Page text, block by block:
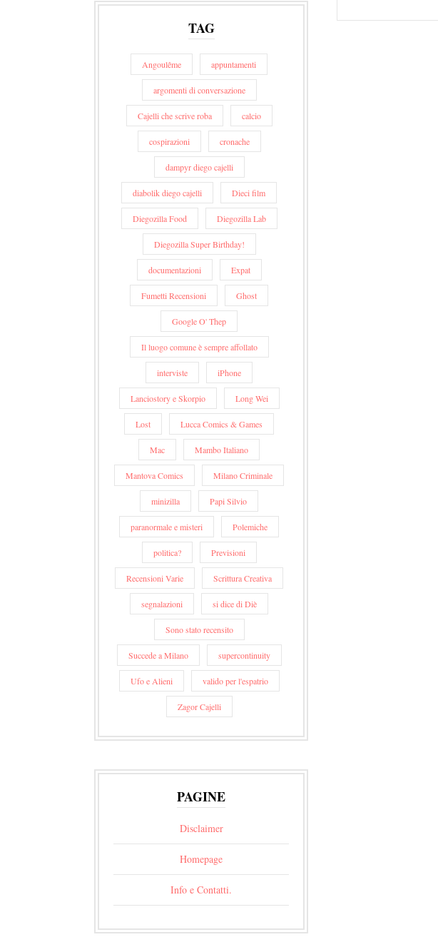
TAG
Angoulême appuntamenti
argomenti di conversazione
Cajelli che scrive roba calcio
cospirazioni cronache
dampyr diego cajelli
diabolik diego cajelli Dieci film
Diegozilla Food Diegozilla Lab
Diegozilla Super Birthday!
documentazioni Expat
Fumetti Recensioni Ghost
Google O' Thep
Il luogo comune è sempre affollato
interviste iPhone
Lanciostory e Skorpio Long Wei
Lost Lucca Comics & Games
Mac Mambo Italiano
Mantova Comics Milano Criminale
minizilla Papi Silvio
paranormale e misteri Polemiche
politica? Previsioni
Recensioni Varie Scrittura Creativa
segnalazioni si dice di Diè
Sono stato recensito
Succede a Milano supercontinuity
Ufo e Alieni valido per l'espatrio
Zagor Cajelli
PAGINE
Disclaimer
Homepage
Info e Contatti.